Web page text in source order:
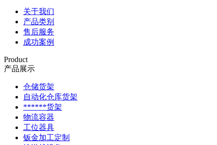
关于我们
产品类别
售后服务
成功案例
Product
产品展示
仓储货架
自动化仓库货架
******货架
物流容器
工位器具
钣金加工定制